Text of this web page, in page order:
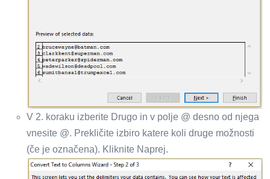
V 2. koraku izberite Drugo in v polje @ desno od njega
vnesite @. Prekličite izbiro katere koli druge možnosti
(če je označena). Kliknite Naprej.